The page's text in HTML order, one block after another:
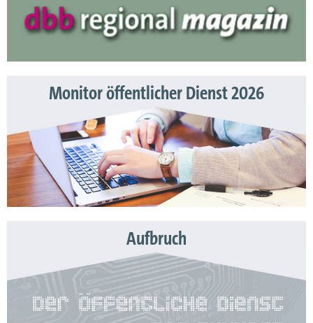
Monitor öffentlicher Dienst 2026
Aufbruch